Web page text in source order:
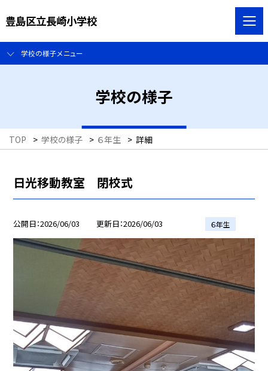
豊島区立長崎小学校
学校の様子メニュー
学校の様子
TOP > 学校の様子 > ６年生 > 詳細
日光移動教室 閉校式
公開日 2026/06/03 更新日 2026/06/03 ６年生